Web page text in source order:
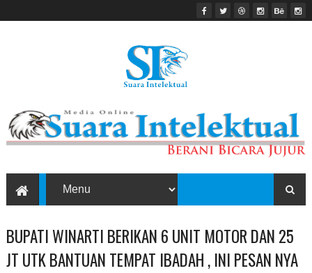
BUPATI WINARTI BERIKAN 6 UNIT MOTOR DAN 25
JT UTK BANTUAN TEMPAT IBADAH , INI PESAN NYA